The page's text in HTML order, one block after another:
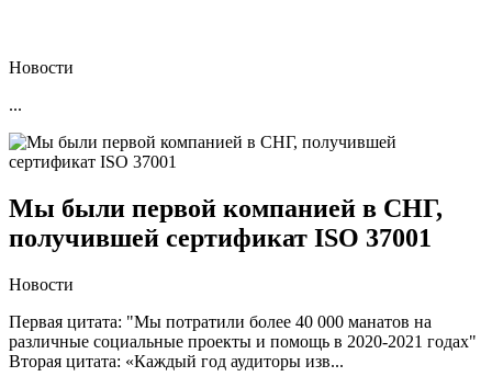
Новости
...
Мы были первой компанией в СНГ,
получившей сертификат ISO 37001
Новости
Первая цитата: "Мы потратили более 40 000 манатов на
различные социальные проекты и помощь в 2020-2021 годах"
Вторая цитата: «Каждый год аудиторы изв...